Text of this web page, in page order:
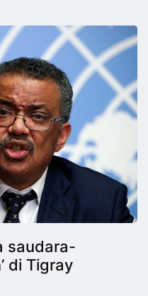
saudara-
di Tigray